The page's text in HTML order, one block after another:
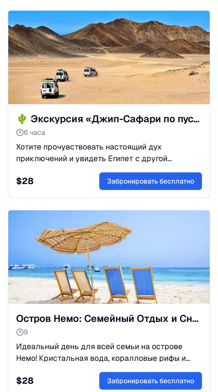
🌵 Экскурсия «Джип-Сафари по пустыне» из Сафаги
6 часа
Хотите прочувствовать настоящий дух
приключений и увидеть Египет с другой
пустыне Сахара и ощутите магию восточного
$28 Забронировать бесплатно
Остров Немо: Семейный Отдых и Снорклинг в Хургаде
9
Идеальный день для всей семьи на острове
Немо! Кристальная вода, коралловые рифы и
развлечения на яхте. Подарите себе и детям
незабываемый отдых в Хургаде!
$28 Забронировать бесплатно